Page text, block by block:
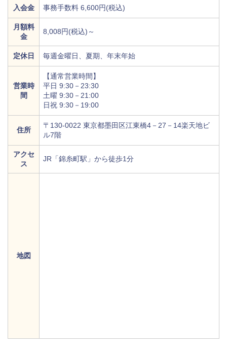
入会金 事務手数料 6,600円(税込)
月額料
金
8,008円(税込)～
定休日 毎週金曜日、夏期、年末年始
営業時
間
【通常営業時間】
平日 9:30－23:30
土曜 9:30－21:00
日祝 9:30－19:00
住所
〒130-0022 東京都墨田区江東橋4－27－14楽天地ビ
ル7階
アクセ
ス
JR「錦糸町駅」から徒歩1分
地図